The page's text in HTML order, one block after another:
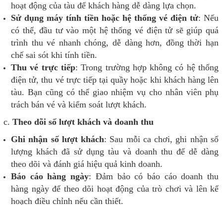
hoạt động của tàu để khách hàng dễ dàng lựa chọn.
Sử dụng máy tính tiền hoặc hệ thống vé điện tử: Nếu
có thể, đầu tư vào một hệ thống vé điện tử sẽ giúp quá
trình thu vé nhanh chóng, dễ dàng hơn, đồng thời hạn
chế sai sót khi tính tiền.
Thu vé trực tiếp: Trong trường hợp không có hệ thống
điện tử, thu vé trực tiếp tại quầy hoặc khi khách hàng lên
tàu. Bạn cũng có thể giao nhiệm vụ cho nhân viên phụ
trách bán vé và kiểm soát lượt khách.
c. Theo dõi số lượt khách và doanh thu
Ghi nhận số lượt khách: Sau mỗi ca chơi, ghi nhận số
lượng khách đã sử dụng tàu và doanh thu để dễ dàng
theo dõi và đánh giá hiệu quả kinh doanh.
Báo cáo hàng ngày: Đảm bảo có báo cáo doanh thu
hàng ngày để theo dõi hoạt động của trò chơi và lên kế
hoạch điều chỉnh nếu cần thiết.